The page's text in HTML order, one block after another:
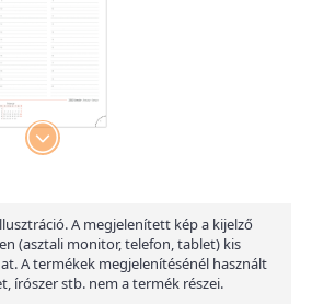
A megjelenített kép a kijelző
(asztali monitor, telefon, tablet) kis
A termékek megjelenítésénél használt
írószer stb. nem a termék részei.